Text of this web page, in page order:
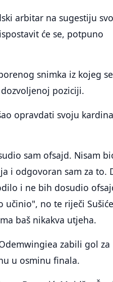
arbitar na sugestiju
će se, potpuno
snimka iz kojeg se
poziciji.
opravdati svoju
sam ofsajd. Nisam
i odgovoran sam za to.
i ne bih dosudio
no te riječi
baš nikakva utjeha.
zabili gol za
u osminu finala.